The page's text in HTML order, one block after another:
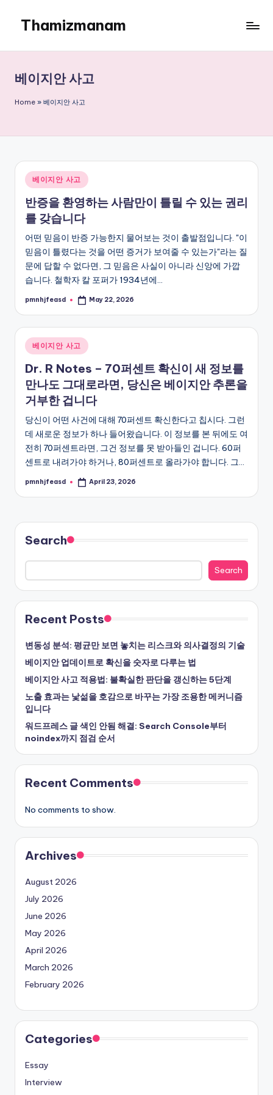
content
Thamizmanam
베이지안 사고
Home » 베이지안 사고
Posted
in
베이지안 사고
반증을 환영하는 사람만이 틀릴 수 있는 권리
를 갖습니다
어떤 믿음이 반증 가능한지 물어보는 것이 출발점입니다. "이
믿음이 틀렸다는 것을 어떤 증거가 보여줄 수 있는가"라는 질
문에 답할 수 없다면, 그 믿음은 사실이 아니라 신앙에 가깝
습니다. 철학자 칼 포퍼가 1934년에…
Posted
pmnhjfeasd May 22, 2026
Posted
in
베이지안 사고
Dr. R Notes – 70퍼센트 확신이 새 정보를
만나도 그대로라면, 당신은 베이지안 추론을
거부한 겁니다
당신이 어떤 사건에 대해 70퍼센트 확신한다고 칩시다. 그런
데 새로운 정보가 하나 들어왔습니다. 이 정보를 본 뒤에도 여
전히 70퍼센트라면, 그건 정보를 못 받아들인 겁니다. 60퍼
센트로 내려가야 하거나, 80퍼센트로 올라가야 합니다. 그…
Posted
pmnhjfeasd April 23, 2026
Search
Search
Recent Posts
변동성 분석: 평균만 보면 놓치는 리스크와 의사결정의 기술
베이지안 업데이트로 확신을 숫자로 다루는 법
베이지안 사고 적용법: 불확실한 판단을 갱신하는 5단계
노출 효과는 낯섦을 호감으로 바꾸는 가장 조용한 메커니즘
입니다
워드프레스 글 색인 안됨 해결: Search Console부터
noindex까지 점검 순서
Recent Comments
No comments to show.
Archives
August 2026
July 2026
June 2026
May 2026
April 2026
March 2026
February 2026
Categories
Essay
Interview